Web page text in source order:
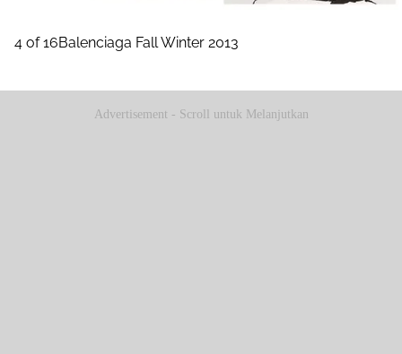
4 of 16Balenciaga Fall Winter 2013
Advertisement - Scroll untuk Melanjutkan